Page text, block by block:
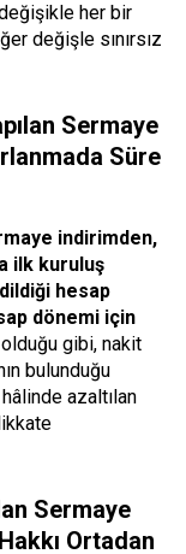
her bir
değişle sınırsız
Sermaye
Süre
indirimden,
ilk kuruluş
hesap
dönemi için
gibi, nakit
bulunduğu
azaltılan
Sermaye
Ortadan